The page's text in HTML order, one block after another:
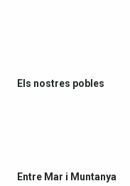
Els nostres pobles
Entre Mar i Muntanya
AL
?
--°C